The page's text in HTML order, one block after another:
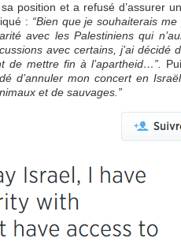
position et a refusé d’assurer
: “Bien que je souhaiterais
avec les Palestiniens qui
avec certains, j’ai décidé
de mettre fin à l’apartheid…”.
d’annuler mon concert en
et de sauvages.”